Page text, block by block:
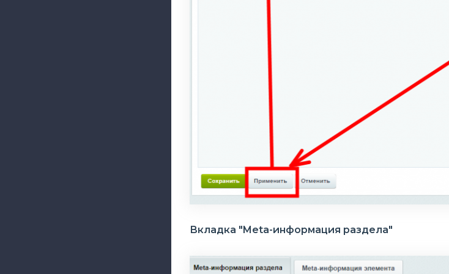
Вкладка "Meta-информация раздела"